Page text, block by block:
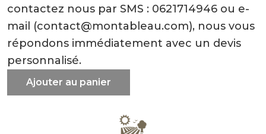
contactez nous par SMS : 0621714946 ou e-
mail (contact@montableau.com), nous vous
répondons immédiatement avec un devis
personnalisé.
Ajouter au panier